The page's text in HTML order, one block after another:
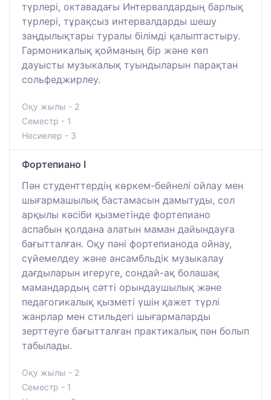
түрлері, октавадағы Интервалдардың барлық
түрлері, тұрақсыз интервалдарды шешу
заңдылықтары туралы білімді қалыптастыру.
Гармоникалық қойманың бір және көп
дауысты музыкалық туындыларын парақтан
сольфеджирлеу.
Оқу жылы - 2
Семестр - 1
Несиелер - 3
Фортепиано I
Пән студенттердің көркем-бейнелі ойлау мен
шығармашылық бастамасын дамытуды, сол
арқылы кәсіби қызметінде фортепиано
аспабын қолдана алатын маман дайындауға
бағытталған. Оқу пәні фортепианода ойнау,
сүйемелдеу және ансамбльдік музыкалау
дағдыларын игеруге, сондай-ақ болашақ
мамандардың сәтті орындаушылық және
педагогикалық қызметі үшін қажет түрлі
жанрлар мен стильдегі шығармаларды
зерттеуге бағытталған практикалық пән болып
табылады.
Оқу жылы - 2
Семестр - 1